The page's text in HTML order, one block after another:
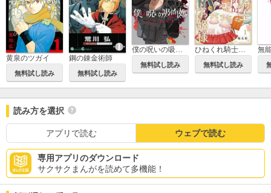
黄泉のツガイ
無料試し読み
鋼の錬金術師
無料試し読み
無料試し読み 無料試し読み
無
読み方を選択
アプリで読む ウェブで読む
専用アプリのダウンロード
サクサクまんがを読めて多機能！